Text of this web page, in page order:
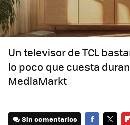
Un televisor de TCL
lo poco que cuesta
MediaMarkt
Sin comentarios